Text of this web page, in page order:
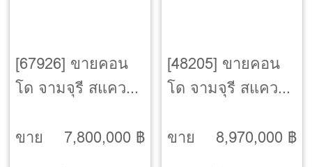
[67926] ขายคอน
โด จามจุรี สแควร์
[Chamchuri
ขาย 7,800,000 ฿
[48205] ขายคอน
โด จามจุรี สแควร์
[Chamchuri
ขาย 8,970,000 ฿